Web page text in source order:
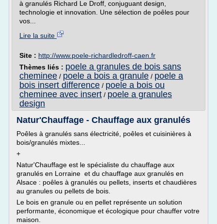
à granulés Richard Le Droff, conjuguant design,
technologie et innovation. Une sélection de poêles pour
vos...
Lire la suite
Site : http://www.poele-richardledroff-caen.fr
Thèmes liés : poele a granules de bois sans
cheminee / poele a bois a granule / poele a
bois insert difference / poele a bois ou
cheminee avec insert / poele a granules
design
Natur'Chauffage - Chauffage aux granulés
Poêles à granulés sans électricité, poêles et cuisinières à
bois/granulés mixtes...
+
Natur'Chauffage est le spécialiste du chauffage aux
granulés en Lorraine et du chauffage aux granulés en
Alsace : poêles à granulés ou pellets, inserts et chaudières
au granules ou pellets de bois.
Le bois en granule ou en pellet représente un solution
performante, économique et écologique pour chauffer votre
maison.